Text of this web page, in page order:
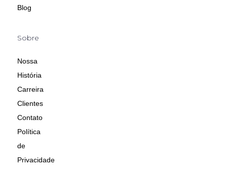
Blog
Sobre
Nossa
História
Carreira
Clientes
Contato
Política
de
Privacidade